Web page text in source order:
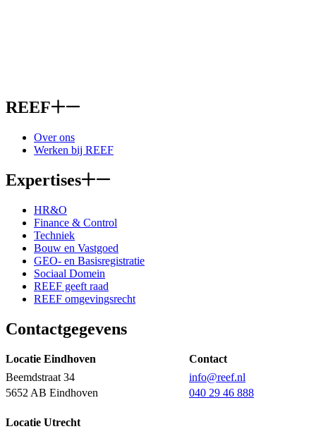
REEF
Over ons
Werken bij REEF
Expertises
HR&O
Finance & Control
Techniek
Bouw en Vastgoed
GEO- en Basisregistratie
Sociaal Domein
REEF geeft raad
REEF omgevingsrecht
Contactgegevens
Locatie Eindhoven
Contact
Beemdstraat 34
info@reef.nl
5652 AB Eindhoven
040 29 46 888
Locatie Utrecht